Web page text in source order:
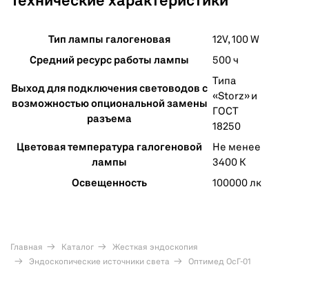
Тип лампы галогеновая
12V, 100 W
Средний ресурс работы лампы
500 ч
Выход для подключения световодов с
возможностью опциональной замены
разъема
Типа
«Storz» и
ГОСТ
18250
Цветовая температура галогеновой
лампы
Не менее
3400 К
Освещенность
100000 лк
Главная Каталог
Жесткая эндоскопия
Эндоскопические источники света
Оптимед ОсГ-01